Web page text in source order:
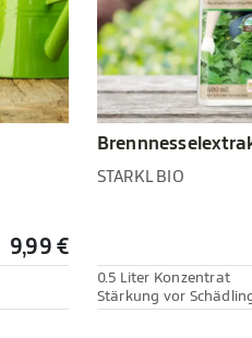
9,99 €
STARKL BIO
0.5 Liter Konzentrat
Stärkung vor